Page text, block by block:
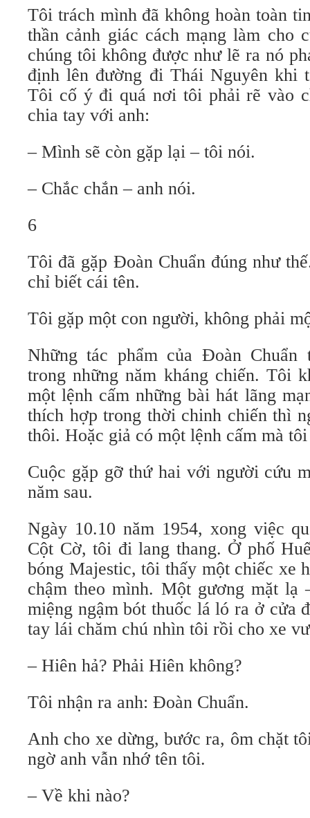
Tôi trách mình đã không hoàn toàn
thần cảnh giác cách mạng làm cho
chúng tôi không được như lẽ ra nó
định lên đường đi Thái Nguyên khi
Tôi cố ý đi quá nơi tôi phải rẽ vào
chia tay với anh:
– Mình sẽ còn gặp lại – tôi nói.
– Chắc chắn – anh nói.
6
Tôi đã gặp Đoàn Chuẩn đúng như
chỉ biết cái tên.
Tôi gặp một con người, không phải
Những tác phẩm của Đoàn Chuẩn
trong những năm kháng chiến. Tôi
một lệnh cấm những bài hát lãng
thích hợp trong thời chinh chiến thì
thôi. Hoặc giả có một lệnh cấm mà
Cuộc gặp gỡ thứ hai với người cứu
năm sau.
Ngày 10.10 năm 1954, xong việc
Cột Cờ, tôi đi lang thang. Ở phố
bóng Majestic, tôi thấy một chiếc xe
chậm theo mình. Một gương mặt lạ
miệng ngậm bót thuốc lá ló ra ở cửa
tay lái chăm chú nhìn tôi rồi cho xe
– Hiên hả? Phải Hiên không?
Tôi nhận ra anh: Đoàn Chuẩn.
Anh cho xe dừng, bước ra, ôm chặt
ngờ anh vẫn nhớ tên tôi.
– Về khi nào?